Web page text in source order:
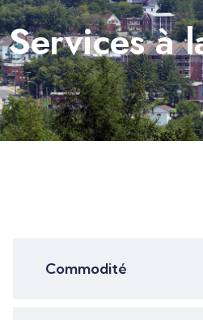
Services à
Commodité